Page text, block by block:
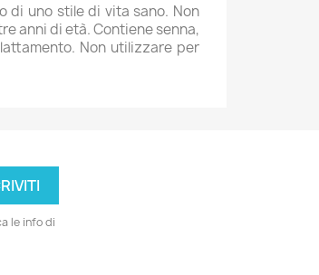
di uno stile di vita sano. Non
anni di età. Contiene senna,
Non utilizzare per
le info di